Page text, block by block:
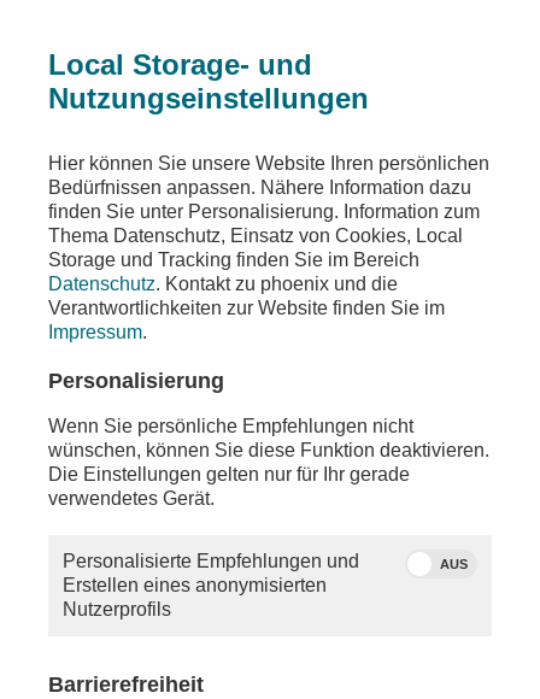
Local Storage- und
Nutzungseinstellungen
Hier können Sie unsere Website Ihren persönlichen
Bedürfnissen anpassen. Nähere Information dazu
finden Sie unter Personalisierung. Information zum
Thema Datenschutz, Einsatz von Cookies, Local
Storage und Tracking finden Sie im Bereich
Datenschutz. Kontakt zu phoenix und die
Verantwortlichkeiten zur Website finden Sie im
Impressum.
Personalisierung
Wenn Sie persönliche Empfehlungen nicht
wünschen, können Sie diese Funktion deaktivieren.
Die Einstellungen gelten nur für Ihr gerade
verwendetes Gerät.
Personalisierte Empfehlungen und
Erstellen eines anonymisierten
Nutzerprofils
AUS
Barrierefreiheit